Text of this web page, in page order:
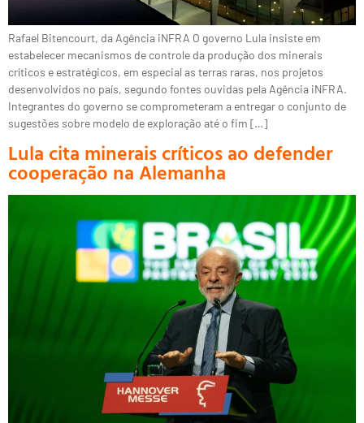
Rafael Bitencourt, da Agência iNFRA O governo Lula insiste em
estabelecer mecanismos de controle da produção dos minerais
críticos e estratégicos, em especial as terras raras, nos projetos
desenvolvidos no país, segundo fontes ouvidas pela Agência iNFRA.
Integrantes do governo se comprometeram a entregar o conjunto de
sugestões sobre modelo de exploração até o fim […]
Lula cita minerais críticos ao defender
cooperação na Alemanha